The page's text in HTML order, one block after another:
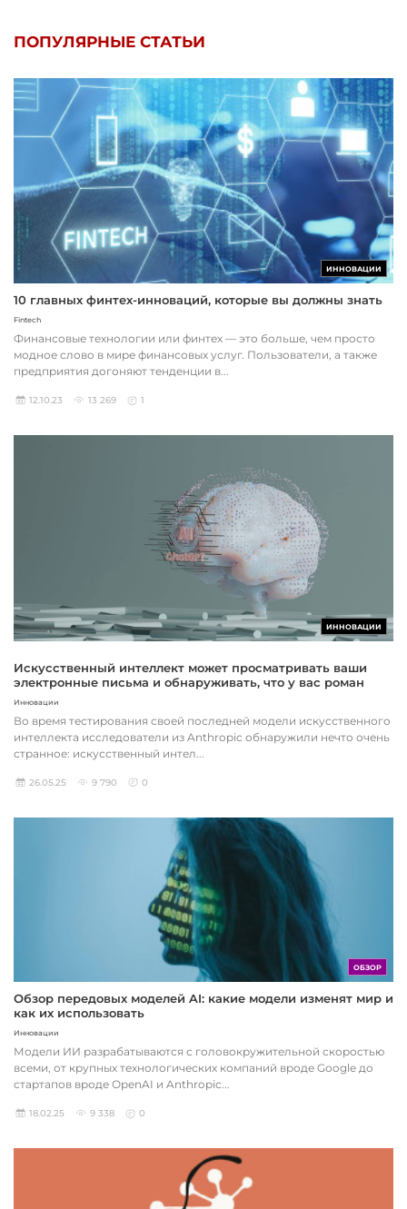
ПОПУЛЯРНЫЕ СТАТЬИ
ИННОВАЦИИ
10 главных финтех-инноваций, которые вы должны знать
Fintech
Финансовые технологии или финтех — это больше, чем просто
модное слово в мире финансовых услуг. Пользователи, а также
предприятия догоняют тенденции в...
12.10.23 13 269 1
ИННОВАЦИИ
Искусственный интеллект может просматривать ваши
электронные письма и обнаруживать, что у вас роман
Инновации
Во время тестирования своей последней модели искусственного
интеллекта исследователи из Anthropic обнаружили нечто очень
странное: искусственный интел...
26.05.25 9 790 0
ОБЗОР
Обзор передовых моделей AI: какие модели изменят мир и
как их использовать
Инновации
Модели ИИ разрабатываются с головокружительной скоростью
всеми, от крупных технологических компаний вроде Google до
стартапов вроде OpenAI и Anthropic...
18.02.25 9 338 0